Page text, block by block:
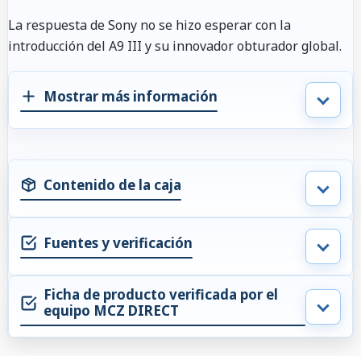
La respuesta de Sony no se hizo esperar con la
introducción del A9 III y su innovador obturador global.
Mostrar más información
Contenido de la caja
Fuentes y verificación
Ficha de producto verificada por el
equipo MCZ DIRECT